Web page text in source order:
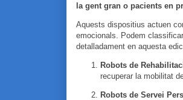
la gent gran o pacients en
Aquests dispositius actuen
emocionals. Podem
detalladament en aquesta
Robots de
recuperar la mobilitat
Robots de Servei